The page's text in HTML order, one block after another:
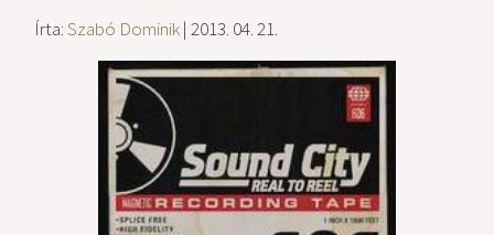
Írta:Szabó Dominik| 2013. 04. 21.